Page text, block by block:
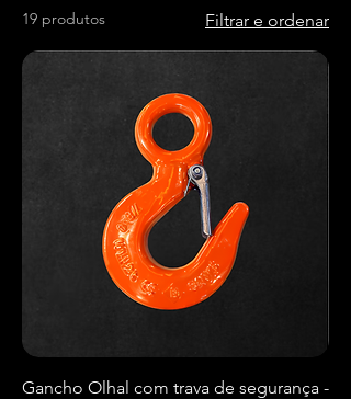
19 produtos Filtrar e ordenar
Gancho Olhal com trava de segurança -